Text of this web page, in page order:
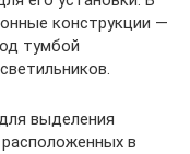
конструкции —
тумбой
выделения
в